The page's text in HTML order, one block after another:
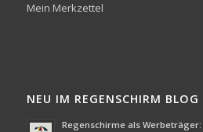
Mein Merkzettel
NEU IM REGENSCHIRM BLOG
Regenschirme als